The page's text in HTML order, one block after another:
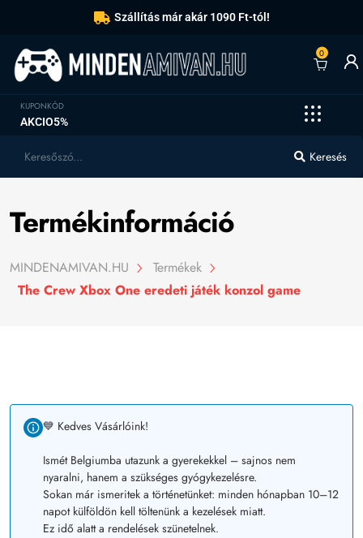
Szállítás már akár 1090 Ft-tól!
0
KUPONKÓD
AKCIO5%
Keresés
Termékinformáció
MINDENAMIVAN.HU
Termékek
The Crew Xbox One eredeti játék konzol game
💙 Kedves Vásárlóink!
Ismét Belgiumba utazunk a gyerekekkel – sajnos nem
nyaralni, hanem a szükséges gyógykezelésre.
Sokan már ismeritek a történetünket: minden hónapban 10–12
napot külföldön kell töltenünk a kezelések miatt.
Ez idő alatt a rendelések szünetelnek.